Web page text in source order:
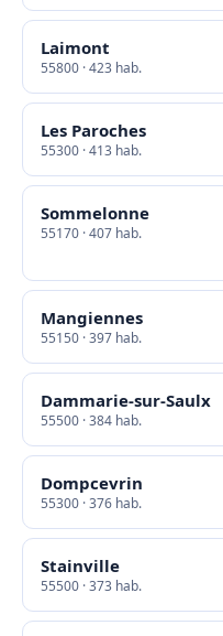
Laimont
55800 · 423 hab.
Les Paroches
55300 · 413 hab.
Sommelonne
55170 · 407 hab.
Mangiennes
55150 · 397 hab.
Dammarie-sur-Saulx
55500 · 384 hab.
Dompcevrin
55300 · 376 hab.
Stainville
55500 · 373 hab.